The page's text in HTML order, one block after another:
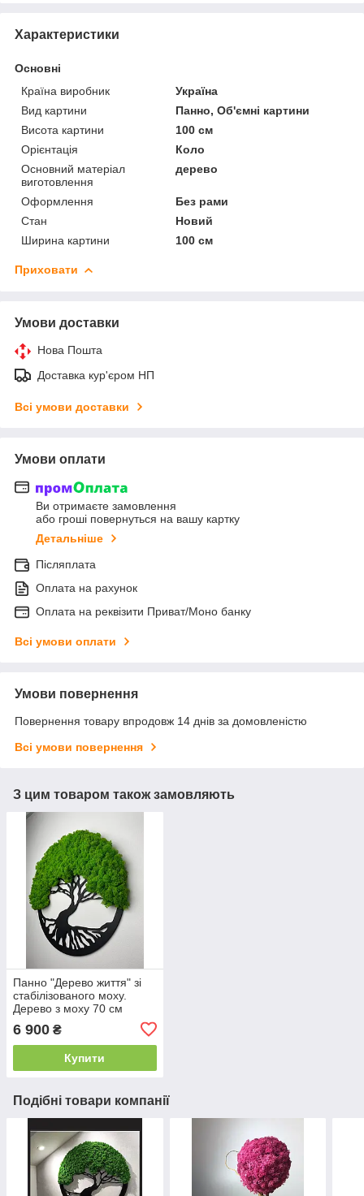
Характеристики
Основні
Країна виробник
Україна
Вид картини
Панно, Об'ємні картини
Висота картини
100 см
Орієнтація
Коло
Основний матеріал
виготовлення
дерево
Оформлення
Без рами
Стан
Новий
Ширина картини
100 см
Приховати
Умови доставки
Нова Пошта
Доставка кур'єром НП
Всі умови доставки
Умови оплати
Ви отримаєте замовлення
або гроші повернуться на вашу картку
Детальніше
Післяплата
Оплата на рахунок
Оплата на реквізити Приват/Моно банку
Всі умови оплати
Умови повернення
Повернення товару впродовж 14 днів за домовленістю
Всі умови повернення
З цим товаром також замовляють
Панно "Дерево життя" зі
стабілізованого моху.
Дерево з моху 70 см
6 900 ₴
Купити
Подібні товари компанії